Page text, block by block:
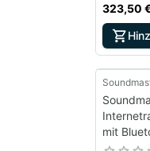
323,50
mit